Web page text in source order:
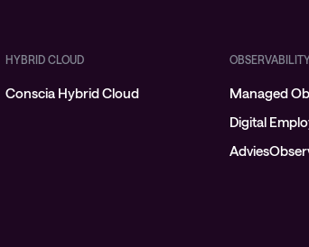
HYBRID CLOUD
Conscia Hybrid Cloud
Managed
Digital